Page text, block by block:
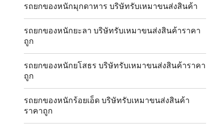
รถยกของหนักมุกดาหาร บริษัทรับเหมาขนส่งสินค้า
รถยกของหนักยะลา บริษัทรับเหมาขนส่งสินค้าราคา
ถูก
รถยกของหนักยโสธร บริษัทรับเหมาขนส่งสินค้าราคา
ถูก
รถยกของหนักร้อยเอ็ด บริษัทรับเหมาขนส่งสินค้า
ราคาถูก